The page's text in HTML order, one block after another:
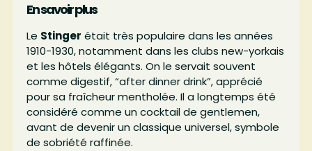
En savoir plus
Le Stinger était très populaire dans les années
1910-1930, notamment dans les clubs new-yorkais
et les hôtels élégants. On le servait souvent
comme digestif, “after dinner drink”, apprécié
pour sa fraîcheur mentholée. Il a longtemps été
considéré comme un cocktail de gentlemen,
avant de devenir un classique universel, symbole
de sobriété raffinée.